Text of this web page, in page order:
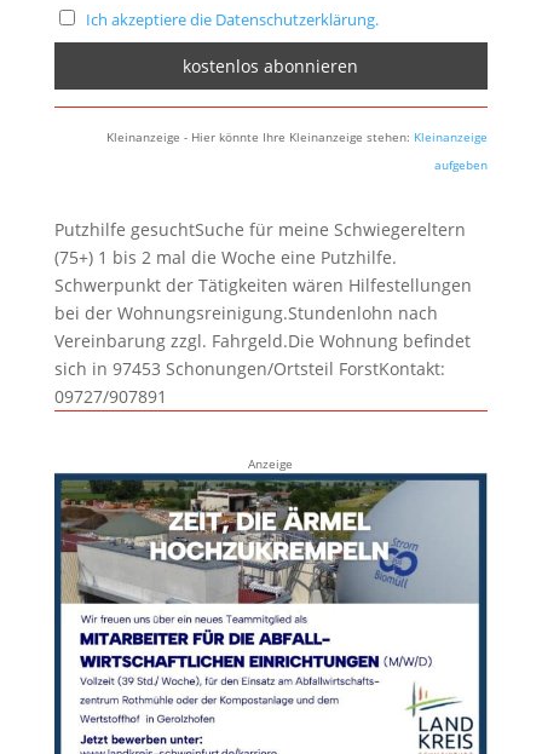
Ich akzeptiere die Datenschutzerklärung.
Kleinanzeige - Hier könnte Ihre Kleinanzeige stehen: Kleinanzeige
aufgeben
Putzhilfe gesuchtSuche für meine Schwiegereltern
(75+) 1 bis 2 mal die Woche eine Putzhilfe.
Schwerpunkt der Tätigkeiten wären Hilfestellungen
bei der Wohnungsreinigung.Stundenlohn nach
Vereinbarung zzgl. Fahrgeld.Die Wohnung befindet
sich in 97453 Schonungen/Ortsteil ForstKontakt:
09727/907891
Anzeige